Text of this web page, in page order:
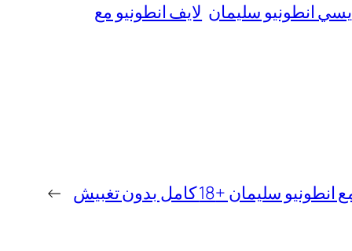
انطونيو سليمان لايف انطونيو مع
سليمان +18 كامل بدون تغبيش →